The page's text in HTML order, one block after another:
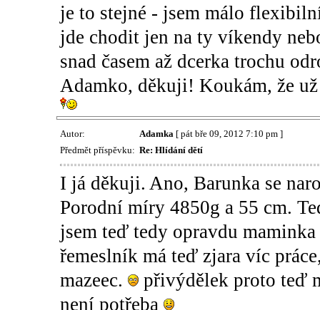
je to stejné - jsem málo
jde chodit jen na ty víkendy
snad časem až dcerka trochu
Adamko, děkuji! Koukám, že
Autor: Adamka [ pát bře 09, 2012 7:10 pm ]
Předmět příspěvku: Re: Hlídání dětí
I já děkuji. Ano, Barunka se
Porodní míry 4850g a 55 cm.
jsem teď tedy opravdu
řemeslník má teď zjara víc
mazeec.
přivýdělek proto teď
není potřeba